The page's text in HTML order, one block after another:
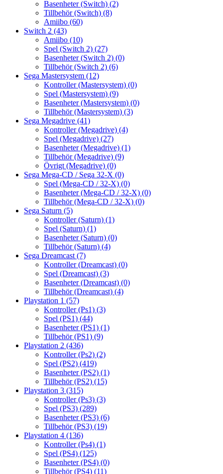
Basenheter (Switch) (2)
Tillbehör (Switch) (8)
Amiibo (60)
Switch 2 (43)
Amiibo (10)
Spel (Switch 2) (27)
Basenheter (Switch 2) (0)
Tillbehör (Switch 2) (6)
Sega Mastersystem (12)
Kontroller (Mastersystem) (0)
Spel (Mastersystem) (9)
Basenheter (Mastersystem) (0)
Tillbehör (Mastersystem) (3)
Sega Megadrive (41)
Kontroller (Megadrive) (4)
Spel (Megadrive) (27)
Basenheter (Megadrive) (1)
Tillbehör (Megadrive) (9)
Övrigt (Megadrive) (0)
Sega Mega-CD / Sega 32-X (0)
Spel (Mega-CD / 32-X) (0)
Basenheter (Mega-CD / 32-X) (0)
Tillbehör (Mega-CD / 32-X) (0)
Sega Saturn (5)
Kontroller (Saturn) (1)
Spel (Saturn) (1)
Basenheter (Saturn) (0)
Tillbehör (Saturn) (4)
Sega Dreamcast (7)
Kontroller (Dreamcast) (0)
Spel (Dreamcast) (3)
Basenheter (Dreamcast) (0)
Tillbehör (Dreamcast) (4)
Playstation 1 (57)
Kontroller (Ps1) (3)
Spel (PS1) (44)
Basenheter (PS1) (1)
Tillbehör (PS1) (9)
Playstation 2 (436)
Kontroller (Ps2) (2)
Spel (PS2) (419)
Basenheter (PS2) (1)
Tillbehör (PS2) (15)
Playstation 3 (315)
Kontroller (Ps3) (3)
Spel (PS3) (289)
Basenheter (PS3) (6)
Tillbehör (PS3) (19)
Playstation 4 (136)
Kontroller (Ps4) (1)
Spel (PS4) (125)
Basenheter (PS4) (0)
Tillbehör (PS4) (11)